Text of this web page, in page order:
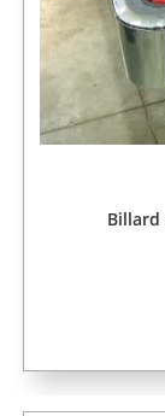
Billard